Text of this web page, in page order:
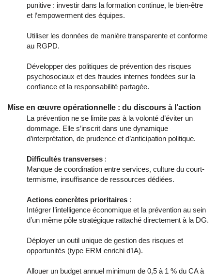
punitive : investir dans la formation continue, le bien-être
et l’empowerment des équipes.
Utiliser les données de manière transparente et conforme
au RGPD.
Développer des politiques de prévention des risques
psychosociaux et des fraudes internes fondées sur la
confiance et la responsabilité partagée.
Mise en œuvre opérationnelle : du discours à l’action
La prévention ne se limite pas à la volonté d’éviter un
dommage. Elle s’inscrit dans une dynamique
d’interprétation, de prudence et d’anticipation politique.
Difficultés transverses :
Manque de coordination entre services, culture du court-
termisme, insuffisance de ressources dédiées.
Actions concrètes prioritaires :
Intégrer l’intelligence économique et la prévention au sein
d’un même pôle stratégique rattaché directement à la DG.
Déployer un outil unique de gestion des risques et
opportunités (type ERM enrichi d’IA).
Allouer un budget annuel minimum de 0,5 à 1 % du CA à